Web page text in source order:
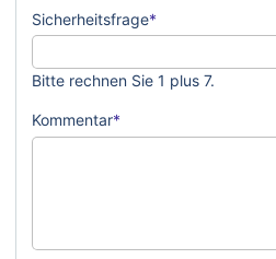
Pflichtfeld
Sicherheitsfrage*
Bitte rechnen Sie 1 plus 7.
Pflichtfeld
Kommentar*